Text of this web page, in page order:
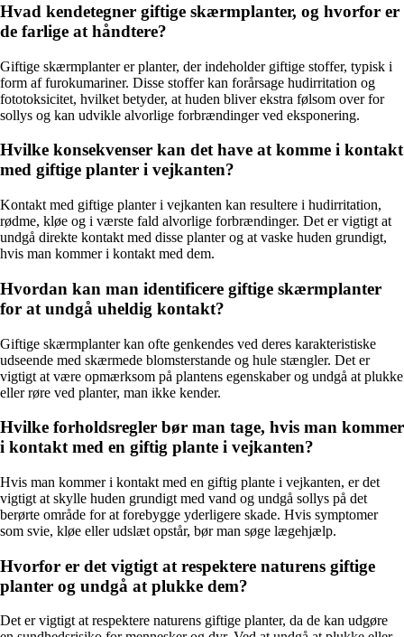
Hvad kendetegner giftige skærmplanter, og hvorfor er
de farlige at håndtere?
Giftige skærmplanter er planter, der indeholder giftige stoffer, typisk i
form af furokumariner. Disse stoffer kan forårsage hudirritation og
fototoksicitet, hvilket betyder, at huden bliver ekstra følsom over for
sollys og kan udvikle alvorlige forbrændinger ved eksponering.
Hvilke konsekvenser kan det have at komme i kontakt
med giftige planter i vejkanten?
Kontakt med giftige planter i vejkanten kan resultere i hudirritation,
rødme, kløe og i værste fald alvorlige forbrændinger. Det er vigtigt at
undgå direkte kontakt med disse planter og at vaske huden grundigt,
hvis man kommer i kontakt med dem.
Hvordan kan man identificere giftige skærmplanter
for at undgå uheldig kontakt?
Giftige skærmplanter kan ofte genkendes ved deres karakteristiske
udseende med skærmede blomsterstande og hule stængler. Det er
vigtigt at være opmærksom på plantens egenskaber og undgå at plukke
eller røre ved planter, man ikke kender.
Hvilke forholdsregler bør man tage, hvis man kommer
i kontakt med en giftig plante i vejkanten?
Hvis man kommer i kontakt med en giftig plante i vejkanten, er det
vigtigt at skylle huden grundigt med vand og undgå sollys på det
berørte område for at forebygge yderligere skade. Hvis symptomer
som svie, kløe eller udslæt opstår, bør man søge lægehjælp.
Hvorfor er det vigtigt at respektere naturens giftige
planter og undgå at plukke dem?
Det er vigtigt at respektere naturens giftige planter, da de kan udgøre